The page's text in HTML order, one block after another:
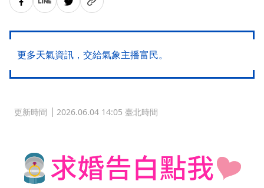
更多天氣資訊，交給氣象主播富民。
更新時間 2026.06.04 14:05 臺北時間